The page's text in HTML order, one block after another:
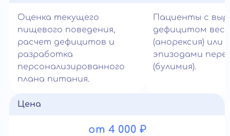
Оценка текущего
пищевого поведения,
расчет дефицитов и
разработка
персонализированного
плана питания.
Пациенты с
дефицитом веса
(анорексия) или
эпизодами
(булимия).
Цена
от 4 000 ₽